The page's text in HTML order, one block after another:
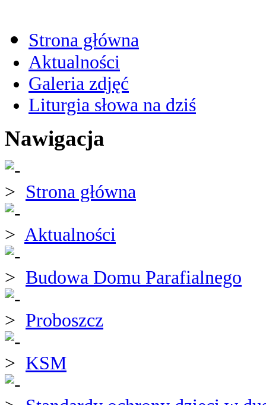
Strona główna
Aktualności
Galeria zdjęć
Liturgia słowa na dziś
Nawigacja
Strona główna
Aktualności
Budowa Domu Parafialnego
Proboszcz
KSM